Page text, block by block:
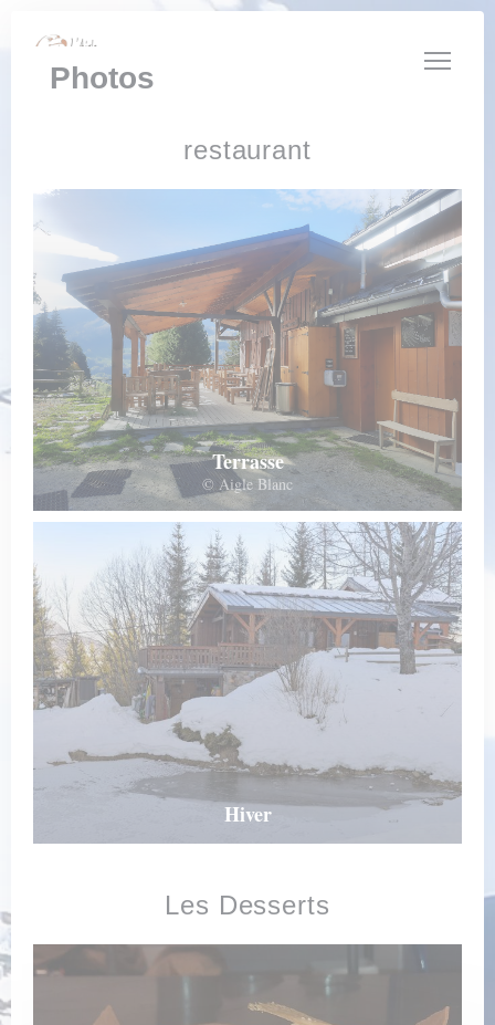
Personnalisation de vos choix en matière de cookies
Photos
restaurant
Terrasse
© Aigle Blanc
Hiver
Les Desserts